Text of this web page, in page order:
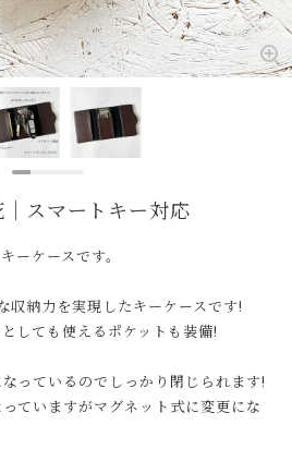
スマートキー対応
ケースです。
収納力を実現したキーケースです!
しても使えるポケットも装備!
っているのでしっかり閉じられます!
ていますがマグネット式に変更にな